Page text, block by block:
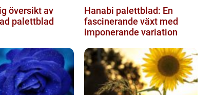
översikt av
palettblad
Hanabi palettblad: En
fascinerande växt med
imponerande variation